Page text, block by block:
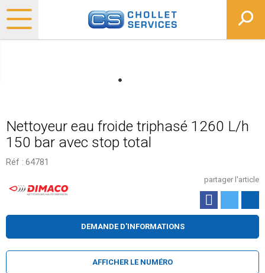
Nettoyeur eau froide triphasé 1260 L/h
150 bar avec stop total
Réf : 64781
partager l'article
DEMANDE D'INFORMATIONS
AFFICHER LE NUMÉRO